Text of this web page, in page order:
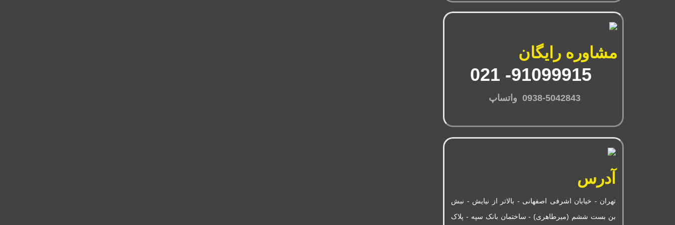
مشاوره رایگان
0938-5042843 واتساپ
آدرس
تهران - خیابان اشرفی اصفهانی - بالاتر از نیایش - نبش
بن بست ششم (میرطاهری) - ساختمان بانک سپه - پلاک